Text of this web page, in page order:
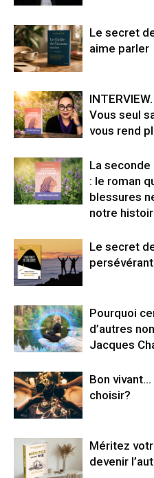
Le secret
aime parler
Vous seul
vous rend
La seconde
: le roman
blessures
notre
Le secret
Pourquoi
d’autres
Jacques
Bon
choisir?
Méritez
devenir